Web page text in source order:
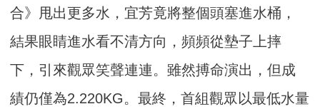
合》甩出更多水，宜芳竟將整個頭塞進水桶，
結果眼睛進水看不清方向，頻頻從墊子上摔
下，引來觀眾笑聲連連。雖然搏命演出，但成
績仍僅為2.220KG。最終，首組觀眾以最低水量